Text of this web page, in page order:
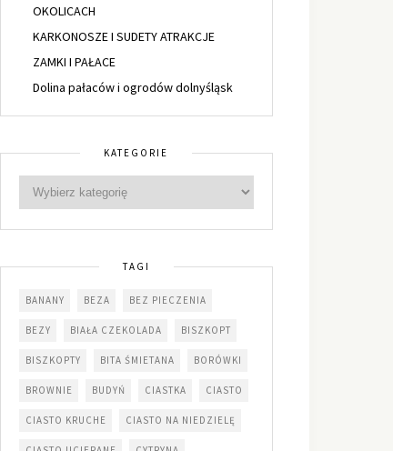
OKOLICACH
KARKONOSZE I SUDETY ATRAKCJE
ZAMKI I PAŁACE
Dolina pałaców i ogrodów dolnyśląsk
KATEGORIE
TAGI
BANANY BEZA BEZ PIECZENIA
BEZY BIAŁA CZEKOLADA BISZKOPT
BISZKOPTY BITA ŚMIETANA BORÓWKI
BROWNIE BUDYŃ CIASTKA CIASTO
CIASTO KRUCHE CIASTO NA NIEDZIELĘ